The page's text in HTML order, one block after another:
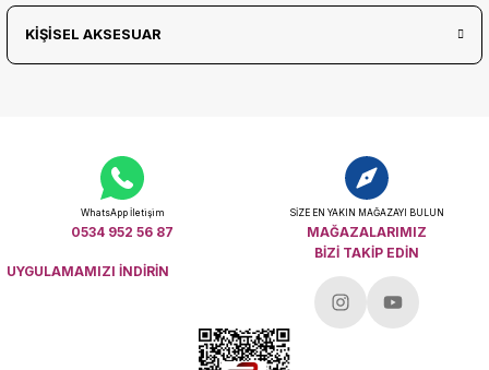
KİŞİSEL AKSESUAR
WhatsApp İletişim
0534 952 56 87
SİZE EN YAKIN MAĞAZAYI BULUN
MAĞAZALARIMIZ
UYGULAMAMIZI İNDİRİN
BİZİ TAKİP EDİN